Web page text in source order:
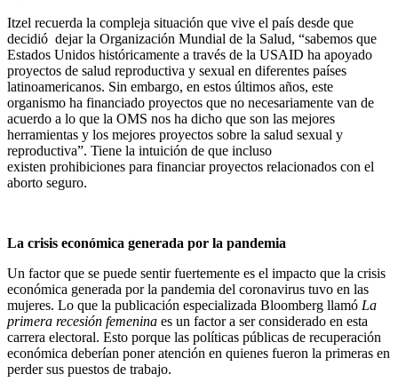
Itzel recuerda la compleja situación que vive el país desde que
decidió dejar la Organización Mundial de la Salud, “sabemos que
Estados Unidos históricamente a través de la USAID ha apoyado
proyectos de salud reproductiva y sexual en diferentes países
latinoamericanos. Sin embargo, en estos últimos años, este
organismo ha financiado proyectos que no necesariamente van de
acuerdo a lo que la OMS nos ha dicho que son las mejores
herramientas y los mejores proyectos sobre la salud sexual y
reproductiva”. Tiene la intuición de que incluso
existen prohibiciones para financiar proyectos relacionados con el
aborto seguro.
La crisis económica generada por la pandemia
Un factor que se puede sentir fuertemente es el impacto que la crisis
económica generada por la pandemia del coronavirus tuvo en las
mujeres. Lo que la publicación especializada Bloomberg llamó La
primera recesión femenina es un factor a ser considerado en esta
carrera electoral. Esto porque las políticas públicas de recuperación
económica deberían poner atención en quienes fueron la primeras en
perder sus puestos de trabajo.